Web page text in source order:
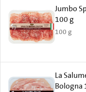
Jumbo
100 g
100 g
La
Bologna